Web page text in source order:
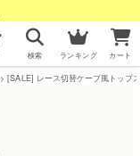
検索 ランキング カート
[SALE] レース切替ケープ風トップ